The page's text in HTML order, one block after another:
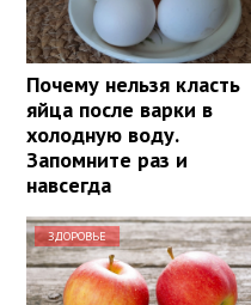
Почему нельзя класть
яйца после варки в
холодную воду.
Запомните раз и
навсегда
ЗДОРОВЬЕ